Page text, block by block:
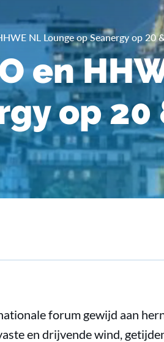
NL Lounge op Seanergy op 20
en
op 20
forum gewijd aan
en drijvende wind,